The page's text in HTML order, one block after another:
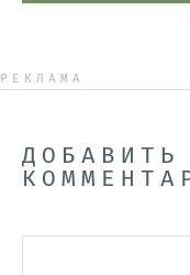
РЕКЛАМА
ДОБАВИТЬ